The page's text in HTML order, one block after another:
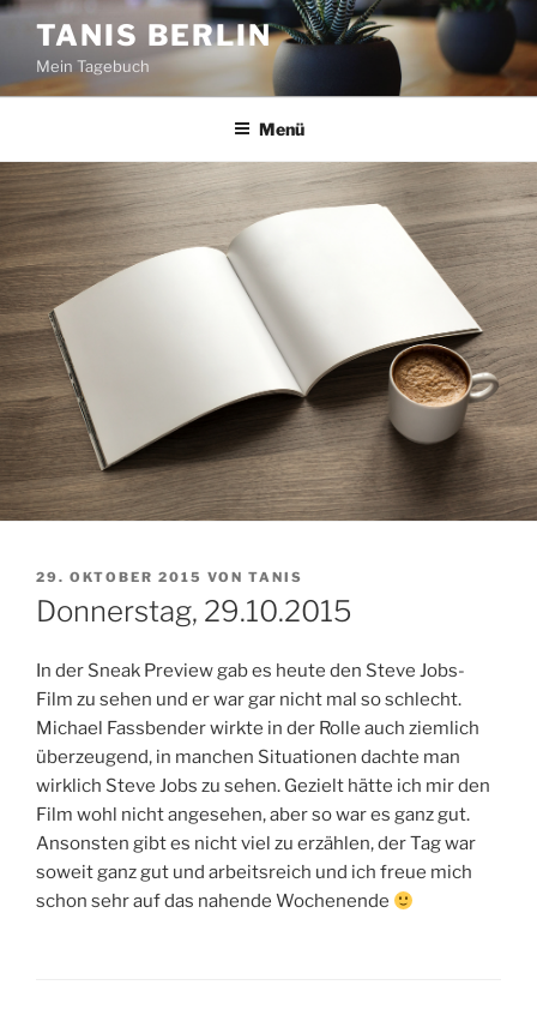
Zum
Inhalt
springen
TANIS BERLIN
Mein Tagebuch
Menü
VERÖFFENTLICHT
AM
29. OKTOBER 2015 VON TANIS
Donnerstag, 29.10.2015
In der Sneak Preview gab es heute den Steve Jobs-
Film zu sehen und er war gar nicht mal so schlecht.
Michael Fassbender wirkte in der Rolle auch ziemlich
überzeugend, in manchen Situationen dachte man
wirklich Steve Jobs zu sehen. Gezielt hätte ich mir den
Film wohl nicht angesehen, aber so war es ganz gut.
Ansonsten gibt es nicht viel zu erzählen, der Tag war
soweit ganz gut und arbeitsreich und ich freue mich
schon sehr auf das nahende Wochenende